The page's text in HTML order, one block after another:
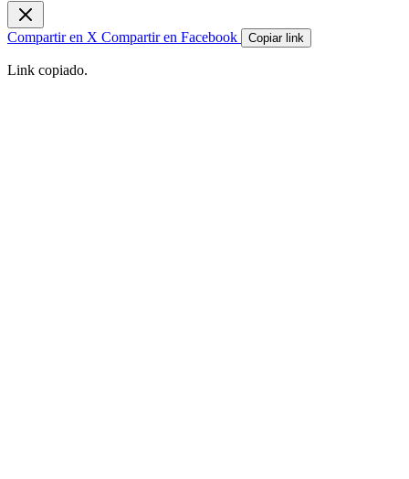
Compartir en X Compartir en Facebook Copiar link
Link copiado.